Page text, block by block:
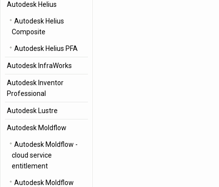
Autodesk Helius
Autodesk Helius
Composite
Autodesk Helius PFA
Autodesk InfraWorks
Autodesk Inventor
Professional
Autodesk Lustre
Autodesk Moldflow
Autodesk Moldflow -
cloud service
entitlement
Autodesk Moldflow